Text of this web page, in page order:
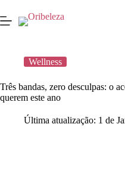
para
o
Wellness
Três bandas, zero desculpas: o
querem este ano
Última atualização: 1 de